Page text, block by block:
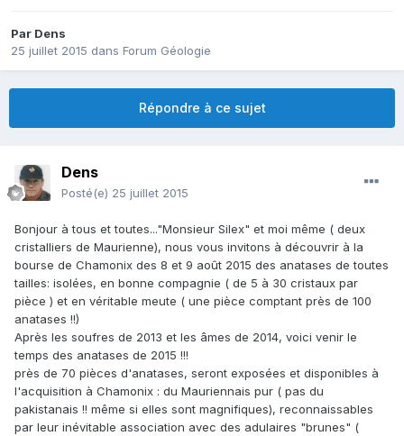
Par Dens
25 juillet 2015 dans Forum Géologie
Répondre à ce sujet
Dens
Posté(e) 25 juillet 2015
Bonjour à tous et toutes..."Monsieur Silex" et moi même ( deux
cristalliers de Maurienne), nous vous invitons à découvrir à la
bourse de Chamonix des 8 et 9 août 2015 des anatases de toutes
tailles: isolées, en bonne compagnie ( de 5 à 30 cristaux par
pièce ) et en véritable meute ( une pièce comptant près de 100
anatases !!)
Après les soufres de 2013 et les âmes de 2014, voici venir le
temps des anatases de 2015 !!!
près de 70 pièces d'anatases, seront exposées et disponibles à
l'acquisition à Chamonix : du Mauriennais pur ( pas du
pakistanais !! même si elles sont magnifiques), reconnaissables
par leur inévitable association avec des adulaires "brunes" (